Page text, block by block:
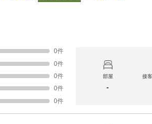
0件
0件
0件
0件
0件
部屋
-
接